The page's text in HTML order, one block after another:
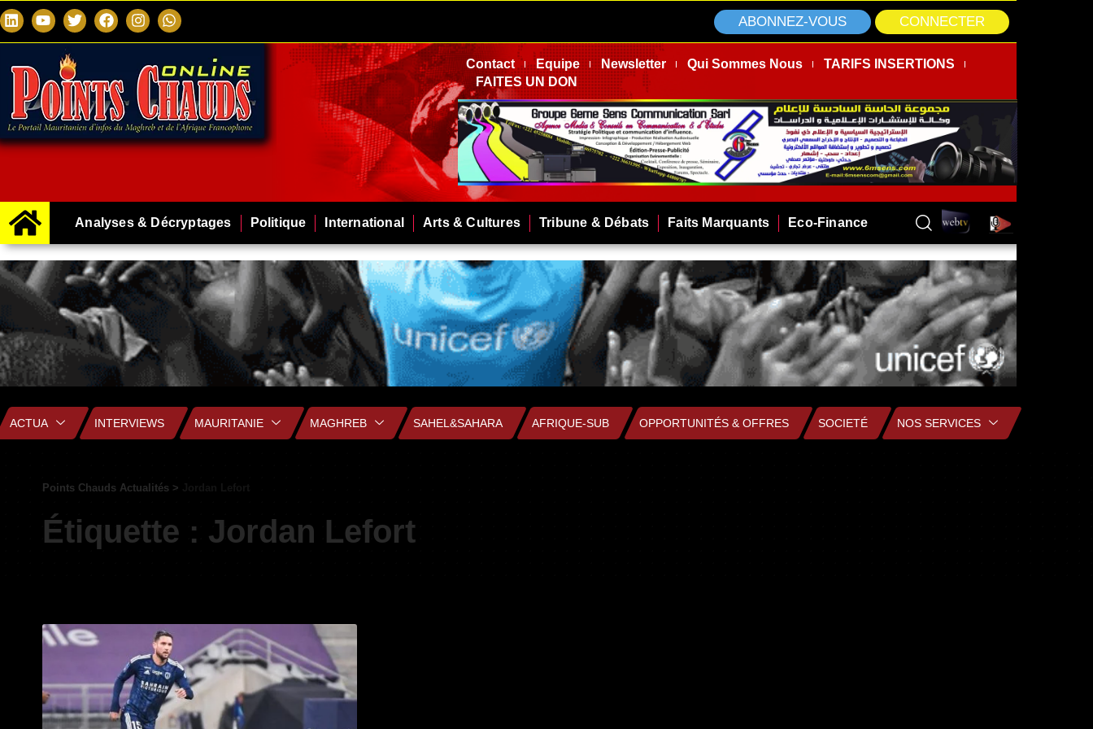
ABONNEZ-VOUS CONNECTER
Contact Equipe Newsletter Qui Sommes Nous
TARIFS INSERTIONS
FAITES UN DON
Analyses & Décryptages Politique International Arts & Cultures Tribune & Débats Faits Marquants Eco-Finance
ACTUA INTERVIEWS MAURITANIE MAGHREB SAHEL&SAHARA AFRIQUE-SUB OPPORTUNITÉS & OFFRES SOCIETÉ NOS SERVICES
Points Chauds Actualités >
Étiquette : Jordan Lefort